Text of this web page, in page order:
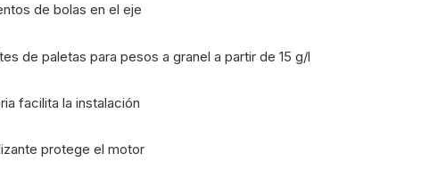
de bolas en el eje
de paletas para pesos a granel a partir de 15 g/l
facilita la instalación
protege el motor